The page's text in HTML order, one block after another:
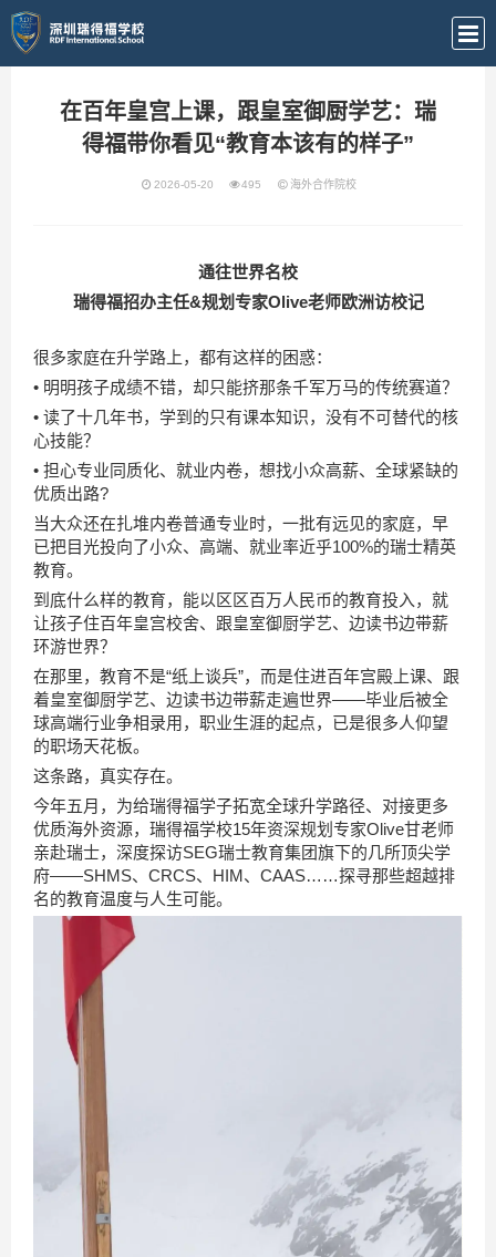
在百年皇宫上课，跟皇室御厨学艺：瑞
得福带你看见“教育本该有的样子”
2026-05-20 495 海外合作院校
通往世界名校
瑞得福招办主任&规划专家Olive老师欧洲访校记
很多家庭在升学路上，都有这样的困惑：
• 明明孩子成绩不错，却只能挤那条千军万马的传统赛道？
• 读了十几年书，学到的只有课本知识，没有不可替代的核
心技能？
• 担心专业同质化、就业内卷，想找小众高薪、全球紧缺的
优质出路?
当大众还在扎堆内卷普通专业时，一批有远见的家庭，早
已把目光投向了小众、高端、就业率近乎100%的瑞士精英
教育。
到底什么样的教育，能以区区百万人民币的教育投入，就
让孩子住百年皇宫校舍、跟皇室御厨学艺、边读书边带薪
环游世界？
在那里，教育不是“纸上谈兵”，而是住进百年宫殿上课、跟
着皇室御厨学艺、边读书边带薪走遍世界——毕业后被全
球高端行业争相录用，职业生涯的起点，已是很多人仰望
的职场天花板。
这条路，真实存在。
今年五月，为给瑞得福学子拓宽全球升学路径、对接更多
优质海外资源，瑞得福学校15年资深规划专家Olive甘老师
亲赴瑞士，深度探访SEG瑞士教育集团旗下的几所顶尖学
府——SHMS、CRCS、HIM、CAAS……探寻那些超越排
名的教育温度与人生可能。